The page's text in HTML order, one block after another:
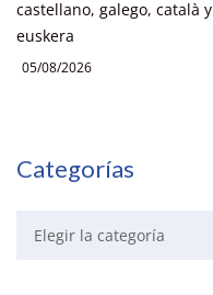
castellano, galego, català y
euskera
05/08/2026
Categorías